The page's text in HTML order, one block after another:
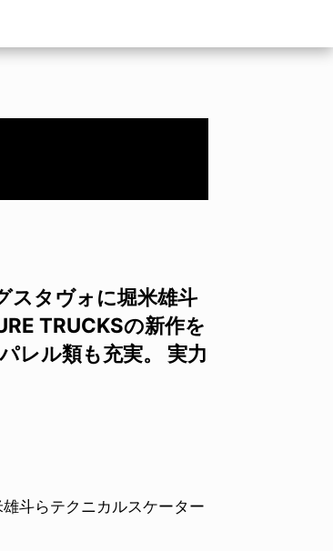
スタヴォに堀米雄斗
TRUCKSの新作を
レル類も充実。 実力
斗らテクニカルスケーター